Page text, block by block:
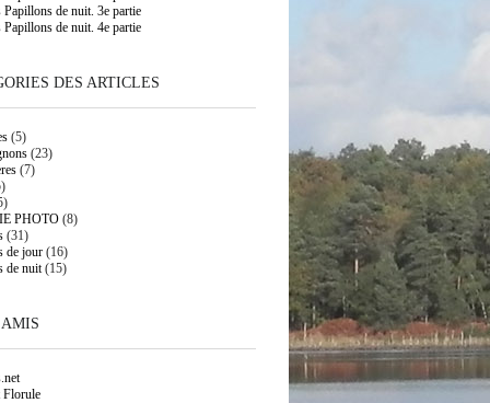
Papillons de nuit. 3e partie
Papillons de nuit. 4e partie
DES ARTICLES
(5)
(23)
(7)
PHOTO(8)
(31)
de jour(16)
de nuit(15)
Florule